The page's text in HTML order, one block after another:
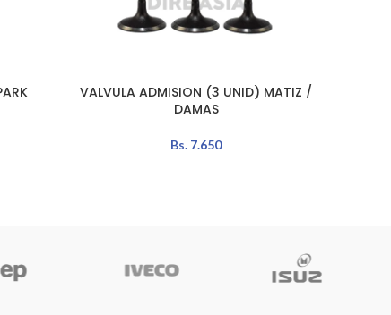
LEER MÁS
VALVULA ADMISION (3 UNID) MATIZ /
DAMAS
Bs. 7.650